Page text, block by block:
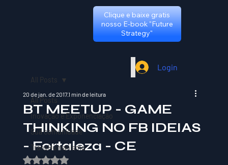
Clique e baixe gratis
nosso E-book "Future
Strategy"
Login
All Posts
Inovação e Exponenciação
Sua comunidade
TransHumanismo
All Posts
BT MEETUP - GAME
THINKING NO FB IDEIAS
- Fortaleza - CE
20 de jan. de 20171 min de leitura
Avaliado com NaN de 5 estrelas.